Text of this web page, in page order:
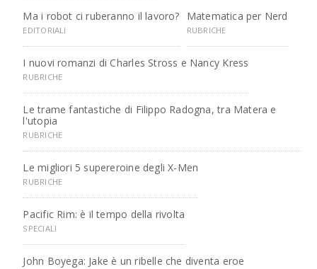
Ma i robot ci ruberanno il lavoro?
EDITORIALI
Matematica per Nerd
RUBRICHE
I nuovi romanzi di Charles Stross e Nancy Kress
RUBRICHE
Le trame fantastiche di Filippo Radogna, tra Matera e
l'utopia
RUBRICHE
Le migliori 5 supereroine degli X-Men
RUBRICHE
Pacific Rim: è il tempo della rivolta
SPECIALI
John Boyega: Jake è un ribelle che diventa eroe